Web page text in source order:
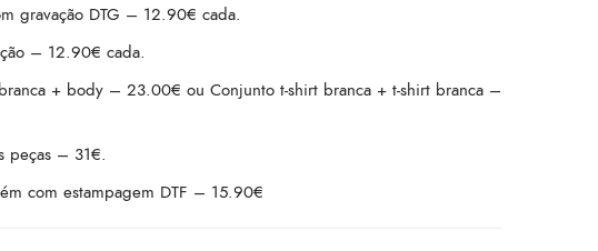
gravação DTG – 12.90€ cada.
– 12.90€ cada.
+ body – 23.00€ ou Conjunto t-shirt branca + t-shirt branca –
peças – 31€.
com estampagem DTF – 15.90€